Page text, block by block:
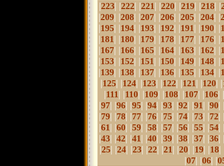
|223| |222| |221| |220| |219| |218| |
|209| |208| |207| |206| |205| |204| |
|195| |194| |193| |192| |191| |190| |
|181| |180| |179| |178| |177| |176| |
|167| |166| |165| |164| |163| |162| |
|153| |152| |151| |150| |149| |148| |
|139| |138| |137| |136| |135| |134| |
|125| |124| |123| |122| |121| |120| |
|111| |110| |109| |108| |107| |106| |
|97| |96| |95| |94| |93| |92| |91| |90|
|79| |78| |77| |76| |75| |74| |73| |72|
|61| |60| |59| |58| |57| |56| |55| |54|
|43| |42| |41| |40| |39| |38| |37| |36|
|25| |24| |23| |22| |21| |20| |19| |18|
|07| |06| |